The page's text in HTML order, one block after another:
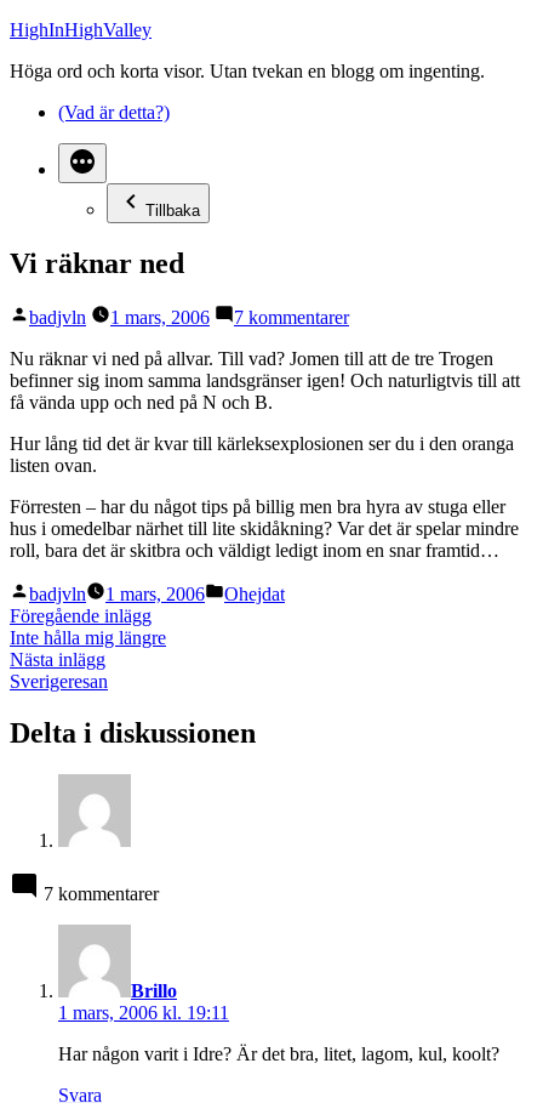
Hoppa
innehåll
HighInHighValley
Höga ord och korta visor. Utan tvekan en blogg om ingenting.
(Vad är detta?)
Tillbaka
Vi räknar ned
Publicerat
badjvln 1 mars, 2006 7 kommentarertill
räknar
ned
Nu räknar vi ned på allvar. Till vad? Jomen till att de tre Trogen
befinner sig inom samma landsgränser igen! Och naturligtvis till att
få vända upp och ned på N och B.
Hur lång tid det är kvar till kärleksexplosionen ser du i den oranga
listen ovan.
Förresten – har du något tips på billig men bra hyra av stuga eller
hus i omedelbar närhet till lite skidåkning? Var det är spelar mindre
roll, bara det är skitbra och väldigt ledigt inom en snar framtid…
Publicerat
av
badjvln 1 mars, 2006
Publicerat
Ohejdat
Inläggsnavigering
Föregående inläggFöregående
inlägg:
Inte hålla mig längre
Nästa inläggNästa
inlägg:
Sverigeresan
Delta i diskussionen
7 kommentarer
Brillo
1 mars, 2006 kl. 19:11
Har någon varit i Idre? Är det bra, litet, lagom, kul, koolt?
Svara